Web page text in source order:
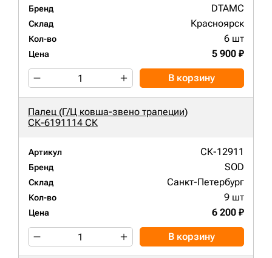
Бренд DTAMC
Склад Красноярск
Кол-во 6 шт
Цена 5 900 ₽
В корзину
Палец (Г/Ц ковша-звено трапеции)
СК-6191114 СК
Артикул СК-12911
Бренд SOD
Склад Санкт-Петербург
Кол-во 9 шт
Цена 6 200 ₽
В корзину